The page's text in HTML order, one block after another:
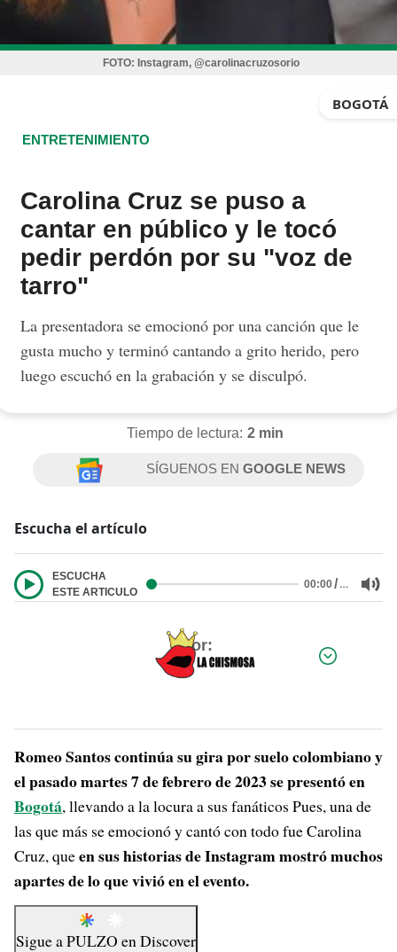
FOTO: Instagram, @carolinacruzosorio
BOGOTÁ
ENTRETENIMIENTO
Carolina Cruz se puso a
cantar en público y le tocó
pedir perdón por su "voz de
tarro"
La presentadora se emocionó por una canción que le
gusta mucho y terminó cantando a grito herido, pero
luego escuchó en la grabación y se disculpó.
Tiempo de lectura: 2 min
SÍGUENOS ENGOOGLE NEWS
Escucha el artículo
ESCUCHA
ESTE ARTICULO
00:00/…
Por:
Romeo Santos continúa su gira por suelo colombiano y
el pasado martes 7 de febrero de 2023 se presentó en
Bogotá, llevando a la locura a sus fanáticos Pues, una de
las que más se emocionó y cantó con todo fue Carolina
Cruz, queen sus historias de Instagram mostró muchos
apartes de lo que vivió en el evento.
Sigue aPULZO enDiscover